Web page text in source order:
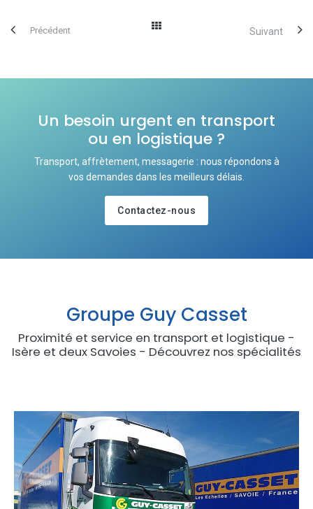
Précédent Suivant
Un besoin urgent en transport
ou en logistique ?
Transport, affrètement, messagerie : nous répondons à
vos demandes dans les meilleurs délais.
Contactez-nous
Groupe Guy Casset
Proximité et service en transport et logistique -
Isère et deux Savoies - Découvrez nos spécialités